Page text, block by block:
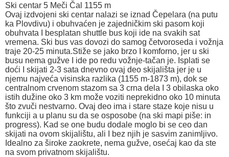
Ski centar 5 Meči Čal 1155 m
Ovaj izdvojeni ski centar nalazi se iznad Čepelara (na putu
ka Plovdivu) i obuhvaćen je zajedničkim ski pasom koji
obuhvata I besplatan shuttle bus koji ide na svakih sat
vremena. Ski bus vas dovozi do samog četvoroseda i vožnja
traje 20-25 minuta.Stiže se jako brzo I komforno, jer u ski
busu nema gužve I ide po redu vožnje-tačan je. Isplati se
doći I skijati 2-3 sata dnevno ovaj deo skijališta jer je u
njemu najveća visinska razlika (1155 m-1873 m), dok se
centralnom crvenom stazom sa 3 crna dela I 3 obilaska oko
istih dužine oko 3 km može voziti neprekidno oko 10 minuta
što zvuči nestvarno. Ovaj deo ima i stare staze koje nisu u
funkciji a u planu su da se osposobe (na ski mapi piše: in
progress). Kad se one budu dodale moglo bi se ceo dan
skijati na ovom skijalištu, ali I bez njih je sasvim zanimljivo.
Idealno za široke zaokrete, nema gužve, osećaj kao da ste
na svom privatnom skijalištu.